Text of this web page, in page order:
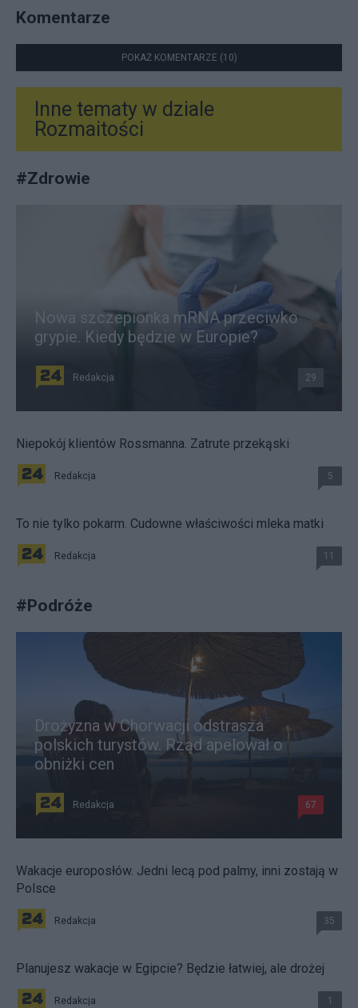
Komentarze
POKAŻ KOMENTARZE (10)
Inne tematy w dziale
Rozmaitości
#Zdrowie
Nowa szczepionka mRNA przeciwko
grypie. Kiedy będzie w Europie?
Redakcja 29
Niepokój klientów Rossmanna. Zatrute przekąski
Redakcja 5
To nie tylko pokarm. Cudowne właściwości mleka matki
Redakcja 11
#Podróże
Drożyzna w Chorwacji odstrasza
polskich turystów. Rząd apelował o
obniżki cen
Redakcja 67
Wakacje europosłów. Jedni lecą pod palmy, inni zostają w
Polsce
Redakcja 35
Planujesz wakacje w Egipcie? Będzie łatwiej, ale drożej
Redakcja 1